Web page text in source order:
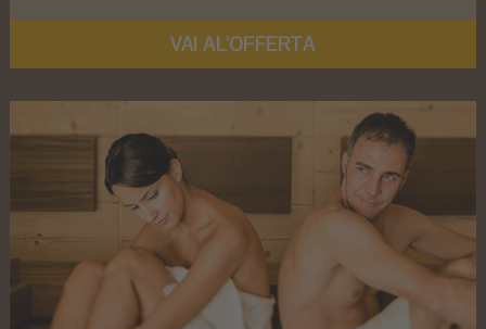
VAI AL'OFFERTA